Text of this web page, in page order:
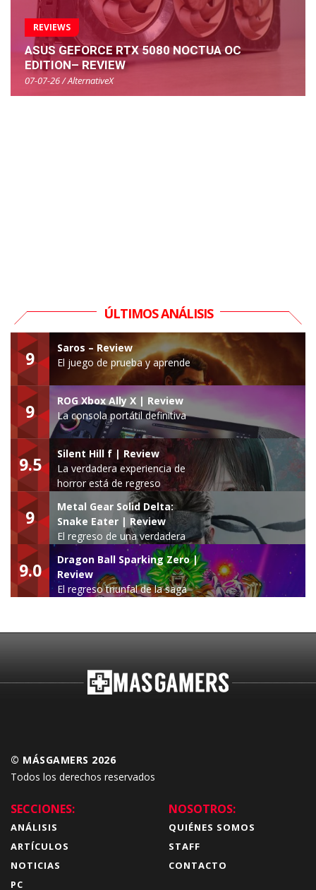
REVIEWS
ASUS GEFORCE RTX 5080 NOCTUA OC
EDITION– REVIEW
07-07-26 / AlternativeX
ÚLTIMOS ANÁLISIS
9
Saros – Review
El juego de prueba y aprende
9
ROG Xbox Ally X | Review
La consola portátil definitiva
9.5
Silent Hill f | Review
La verdadera experiencia de
horror está de regreso
9
Metal Gear Solid Delta:
Snake Eater | Review
El regreso de una verdadera
leyenda
9.0
Dragon Ball Sparking Zero |
Review
El regreso triunfal de la saga
© MÁSGAMERS 2026
Todos los derechos reservados
SECCIONES:
ANÁLISIS
ARTÍCULOS
NOTICIAS
PC
NOSOTROS:
QUIÉNES SOMOS
STAFF
CONTACTO